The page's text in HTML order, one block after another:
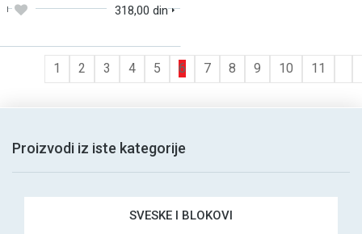
318,00 din
1 2 3 4 5 6 7 8 9 10 11
Proizvodi iz iste kategorije
SVESKE I BLOKOVI